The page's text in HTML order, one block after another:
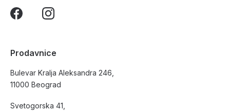
Prodavnice
Bulevar Kralja Aleksandra 246,
11000 Beograd
Svetogorska 41,